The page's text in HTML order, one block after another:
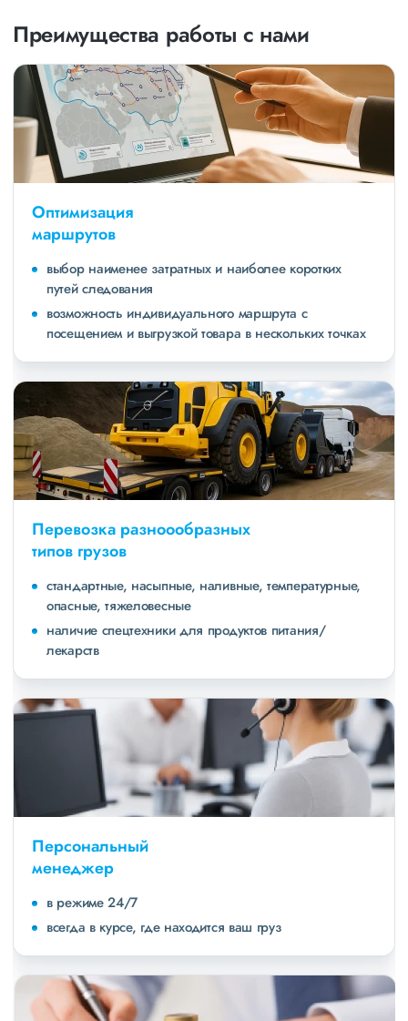
Преимущества работы с нами
Оптимизация
маршрутов
выбор наименее затратных и наиболее коротких
путей следования
возможность индивидуального маршрута с
посещением и выгрузкой товара в нескольких точках
Перевозка разноообразных
типов грузов
стандартные, насыпные, наливные, температурные,
опасные, тяжеловесные
наличие спецтехники для продуктов питания/
лекарств
Персональный
менеджер
в режиме 24/7
всегда в курсе, где находится ваш груз